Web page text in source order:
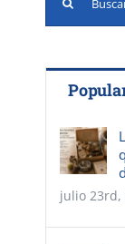
julio 23rd,